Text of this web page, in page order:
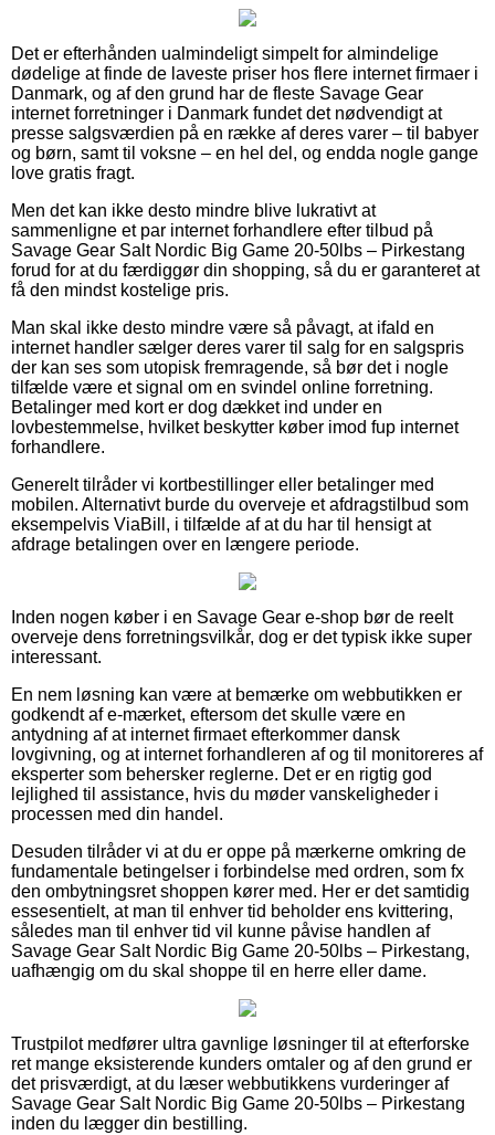
Det er efterhånden ualmindeligt simpelt for almindelige
dødelige at finde de laveste priser hos flere internet firmaer i
Danmark, og af den grund har de fleste Savage Gear
internet forretninger i Danmark fundet det nødvendigt at
presse salgsværdien på en række af deres varer – til babyer
og børn, samt til voksne – en hel del, og endda nogle gange
love gratis fragt.
Men det kan ikke desto mindre blive lukrativt at
sammenligne et par internet forhandlere efter tilbud på
Savage Gear Salt Nordic Big Game 20-50lbs – Pirkestang
forud for at du færdiggør din shopping, så du er garanteret at
få den mindst kostelige pris.
Man skal ikke desto mindre være så påvagt, at ifald en
internet handler sælger deres varer til salg for en salgspris
der kan ses som utopisk fremragende, så bør det i nogle
tilfælde være et signal om en svindel online forretning.
Betalinger med kort er dog dækket ind under en
lovbestemmelse, hvilket beskytter køber imod fup internet
forhandlere.
Generelt tilråder vi kortbestillinger eller betalinger med
mobilen. Alternativt burde du overveje et afdragstilbud som
eksempelvis ViaBill, i tilfælde af at du har til hensigt at
afdrage betalingen over en længere periode.
Inden nogen køber i en Savage Gear e-shop bør de reelt
overveje dens forretningsvilkår, dog er det typisk ikke super
interessant.
En nem løsning kan være at bemærke om webbutikken er
godkendt af e-mærket, eftersom det skulle være en
antydning af at internet firmaet efterkommer dansk
lovgivning, og at internet forhandleren af og til monitoreres af
eksperter som behersker reglerne. Det er en rigtig god
lejlighed til assistance, hvis du møder vanskeligheder i
processen med din handel.
Desuden tilråder vi at du er oppe på mærkerne omkring de
fundamentale betingelser i forbindelse med ordren, som fx
den ombytningsret shoppen kører med. Her er det samtidig
essesentielt, at man til enhver tid beholder ens kvittering,
således man til enhver tid vil kunne påvise handlen af
Savage Gear Salt Nordic Big Game 20-50lbs – Pirkestang,
uafhængig om du skal shoppe til en herre eller dame.
Trustpilot medfører ultra gavnlige løsninger til at efterforske
ret mange eksisterende kunders omtaler og af den grund er
det prisværdigt, at du læser webbutikkens vurderinger af
Savage Gear Salt Nordic Big Game 20-50lbs – Pirkestang
inden du lægger din bestilling.